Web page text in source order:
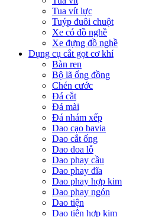
Tua vít lực
Tuýp đuôi chuột
Xe có đồ nghề
Xe đựng đồ nghề
Dụng cụ cắt gọt cơ khí
Bàn ren
Bộ lã ống đồng
Chén cước
Đá cắt
Đá mài
Đá nhám xếp
Dao cạo bavia
Dao cắt ống
Dao doa lỗ
Dao phay cầu
Dao phay đĩa
Dao phay hợp kim
Dao phay ngón
Dao tiện
Dao tiện hợp kim